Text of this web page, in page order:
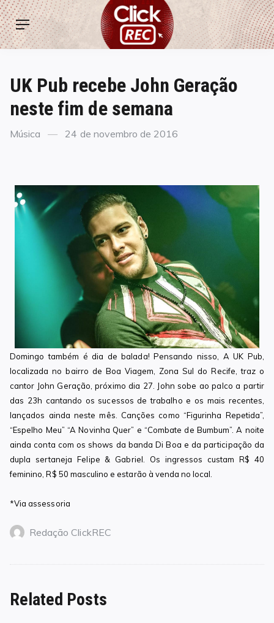
Skip
to
content
ClickREC
Menu
UK Pub recebe John Geração
neste fim de semana
Categories
Música
Posted
24 de novembro de 2016
Domingo também é dia de balada! Pensando nisso, A UK Pub,
localizada no bairro de Boa Viagem, Zona Sul do Recife, traz o
cantor John Geração, próximo dia 27. John sobe ao palco a partir
das 23h cantando os sucessos de trabalho e os mais recentes,
lançados ainda neste mês. Canções como “Figurinha Repetida”,
“Espelho Meu” “A Novinha Quer” e “Combate de Bumbum”. A noite
ainda conta com os shows da banda Di Boa e da participação da
dupla sertaneja Felipe & Gabriel. Os ingressos custam R$ 40
feminino, R$ 50 masculino e estarão à venda no local.
*Via assessoria
Redação ClickREC
Related Posts